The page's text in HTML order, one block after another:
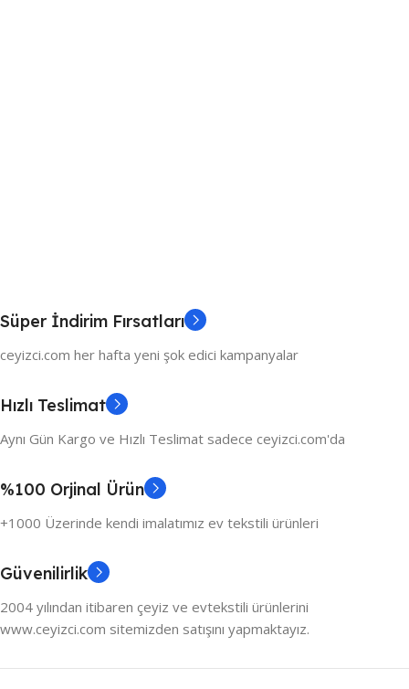
Süper İndirim Fırsatları
ceyizci.com her hafta yeni şok edici kampanyalar
Hızlı Teslimat
Aynı Gün Kargo ve Hızlı Teslimat sadece ceyizci.com'da
%100 Orjinal Ürün
+1000 Üzerinde kendi imalatımız ev tekstili ürünleri
Güvenilirlik
2004 yılından itibaren çeyiz ve evtekstili ürünlerini
www.ceyizci.com sitemizden satışını yapmaktayız.